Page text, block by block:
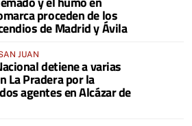
proceden de los
de Madrid y Ávila
JUAN
detiene a varias
La Pradera por la
agentes en Alcázar de